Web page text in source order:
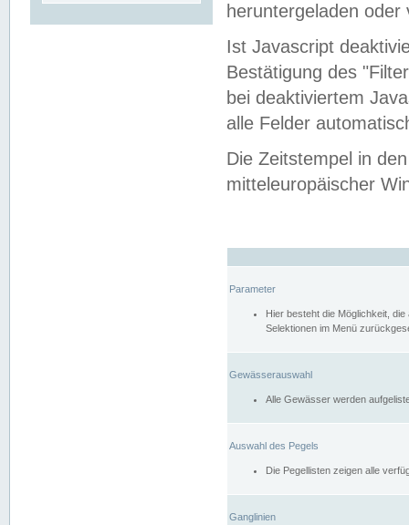
heruntergeladen oder
Ist Javascript
Bestätigung des
bei deaktiviertem
alle Felder
Die Zeitstempel in
mitteleuropäischer
Parameter
Hier besteht die Möglichkeit,
Selektionen im Menü
Gewässerauswahl
Alle Gewässer werden
Auswahl des Pegels
Die Pegellisten zeigen alle
Ganglinien